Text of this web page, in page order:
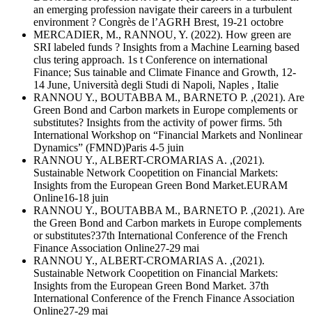
an emerging profession navigate their careers in a turbulent
environment ? Congrès de l’AGRH Brest, 19-21 octobre
MERCADIER, M., RANNOU, Y. (2022). How green are
SRI labeled funds ? Insights from a Machine Learning based
clus tering approach. 1s t Conference on international
Finance; Sus tainable and Climate Finance and Growth, 12-
14 June, Università degli Studi di Napoli, Naples , Italie
RANNOU Y., BOUTABBA M., BARNETO P. ,(2021). Are
Green Bond and Carbon markets in Europe complements or
substitutes? Insights from the activity of power firms. 5th
International Workshop on “Financial Markets and Nonlinear
Dynamics” (FMND)Paris 4-5 juin
RANNOU Y., ALBERT-CROMARIAS A. ,(2021).
Sustainable Network Coopetition on Financial Markets:
Insights from the European Green Bond Market.EURAM
Online16-18 juin
RANNOU Y., BOUTABBA M., BARNETO P. ,(2021). Are
the Green Bond and Carbon markets in Europe complements
or substitutes?37th International Conference of the French
Finance Association Online27-29 mai
RANNOU Y., ALBERT-CROMARIAS A. ,(2021).
Sustainable Network Coopetition on Financial Markets:
Insights from the European Green Bond Market. 37th
International Conference of the French Finance Association
Online27-29 mai